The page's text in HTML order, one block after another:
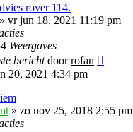
rover 114.
» vr jun 18, 2021 11:19 pm
Weergaves
berichtdoorrofan
20, 2021 4:34 pm
» zo nov 25, 2018 2:55 pm